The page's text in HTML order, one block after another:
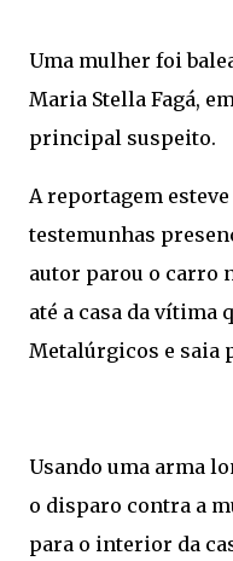
Uma mulher foi
Maria Stella Fagá,
principal suspeito.
A reportagem
testemunhas
autor parou o carro
até a casa da vítima
Metalúrgicos e saia
Usando uma arma
o disparo contra a
para o interior da